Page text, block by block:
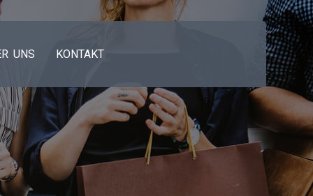
UNS KONTAKT